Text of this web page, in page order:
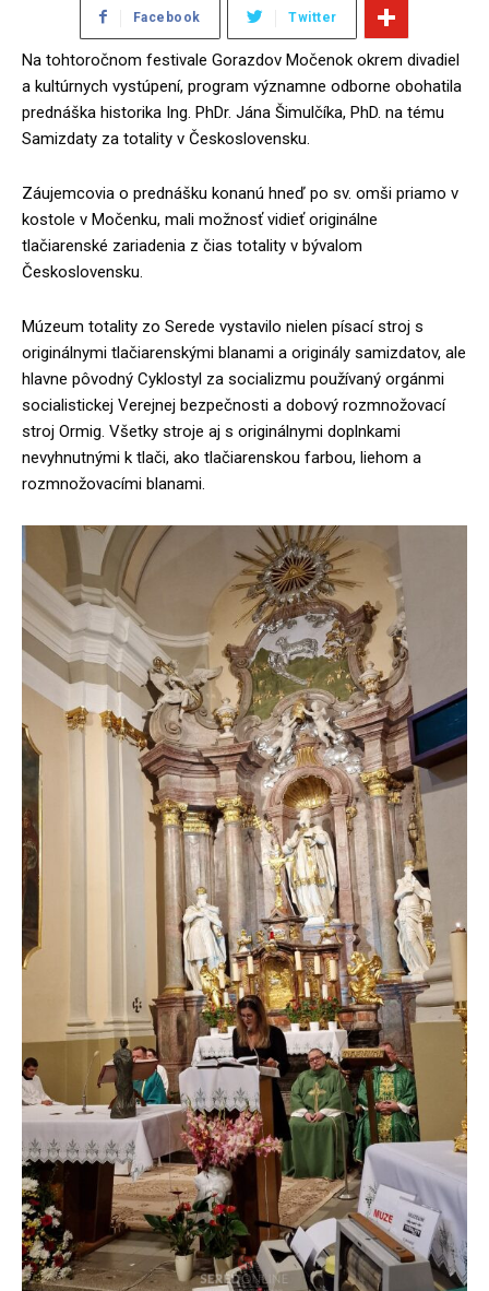
Facebook Twitter
Na tohtoročnom festivale Gorazdov Močenok okrem divadiel
a kultúrnych vystúpení, program významne odborne obohatila
prednáška historika Ing. PhDr. Jána Šimulčíka, PhD. na tému
Samizdaty za totality v Československu.
Záujemcovia o prednášku konanú hneď po sv. omši priamo v
kostole v Močenku, mali možnosť vidieť originálne
tlačiarenské zariadenia z čias totality v bývalom
Československu.
Múzeum totality zo Serede vystavilo nielen písací stroj s
originálnymi tlačiarenskými blanami a originály samizdatov, ale
hlavne pôvodný Cyklostyl za socializmu používaný orgánmi
socialistickej Verejnej bezpečnosti a dobový rozmnožovací
stroj Ormig. Všetky stroje aj s originálnymi doplnkami
nevyhnutnými k tlači, ako tlačiarenskou farbou, liehom a
rozmnožovacími blanami.